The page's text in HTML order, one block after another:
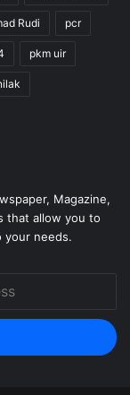
Rudi pcr
pkm uir
Magazine,
that allow you to
your needs.